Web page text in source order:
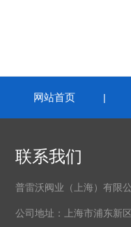
网站首页 |
联系我们
普雷沃阀业（上海）有限公
公司地址：上海市浦东新